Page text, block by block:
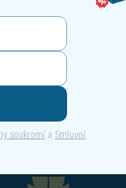
soukromí a Smluvní